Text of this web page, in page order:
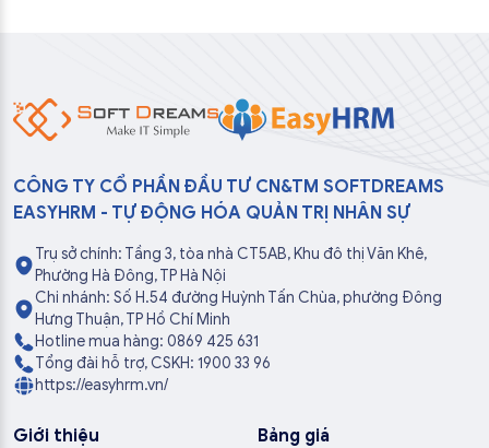
CÔNG TY CỔ PHẦN ĐẦU TƯ CN&TM SOFTDREAMS
EASYHRM - TỰ ĐỘNG HÓA QUẢN TRỊ NHÂN SỰ
Trụ sở chính: Tầng 3, tòa nhà CT5AB, Khu đô thị Văn Khê,
Phường Hà Đông, TP Hà Nội
Chi nhánh: Số H.54 đường Huỳnh Tấn Chùa, phường Đông
Hưng Thuận, TP Hồ Chí Minh
Hotline mua hàng: 0869 425 631
Tổng đài hỗ trợ, CSKH: 1900 33 96
https://easyhrm.vn/
Giới thiệu Bảng giá